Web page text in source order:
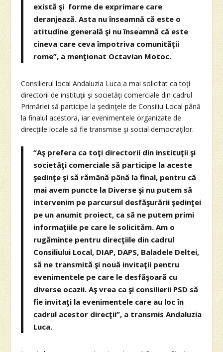
există şi forme de exprimare care
deranjează. Asta nu înseamnă că este o
atitudine generală şi nu înseamnă că este
cineva care ceva împotriva comunităţii
rome”, a menţionat Octavian Motoc.
Consilierul local Andaluzia Luca a mai solicitat ca toţi
directorii de instituţii şi societăţi comerciale din cadrul
Primăriei să participe la şedinţele de Consiliu Local până
la finalul acestora, iar evenimentele organizate de
direcţiile locale să fie transmise şi social democraţilor.
“Aş prefera ca toţi directorii din instituţii şi
societăţi comerciale să participe la aceste
şedinţe şi să rămână până la final, pentru că
mai avem puncte la Diverse şi nu putem să
intervenim pe parcursul desfăşurării şedinţei
pe un anumit proiect, ca să ne putem primi
informaţiile pe care le solicităm. Am o
rugăminte pentru direcţiile din cadrul
Consiliului Local, DIAP, DAPS, Baladele Deltei,
să ne transmită şi nouă invitaţii pentru
evenimentele pe care le desfăşoară cu
diverse ocazii. Aş vrea ca şi consilierii PSD să
fie invitaţi la evenimentele care au loc în
cadrul acestor direcţii”, a transmis Andaluzia
Luca.